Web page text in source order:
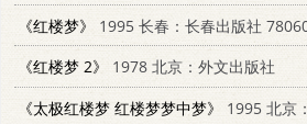
《红楼梦》
1995 长春：长春出版社
《红楼梦 2》
1978 北京：外文出版社
《太极红楼梦 红楼梦梦中梦》
1995 北京：中